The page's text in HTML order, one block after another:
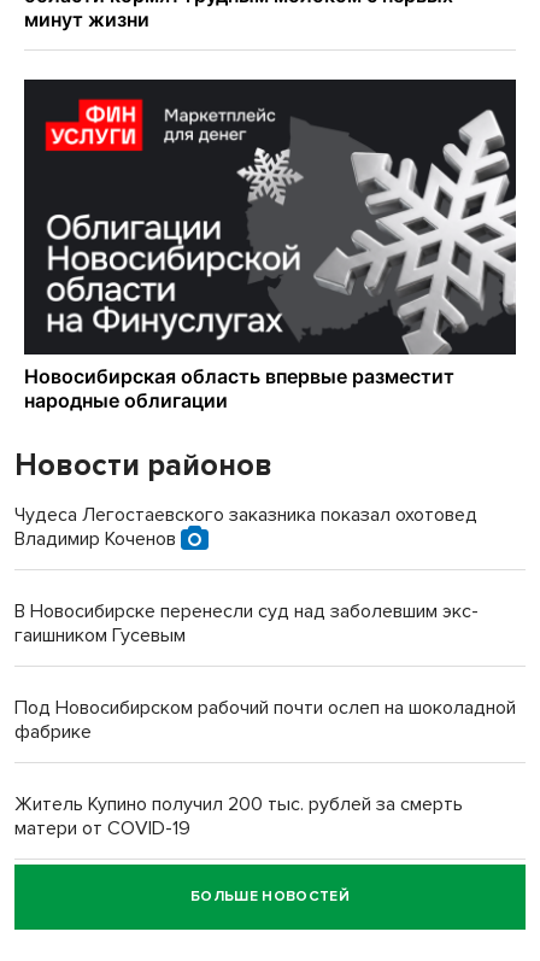
Новости районов
Чудеса Легостаевского заказника показал охотовед
Владимир Коченов
В Новосибирске перенесли суд над заболевшим экс-
гаишником Гусевым
Под Новосибирском рабочий почти ослеп на шоколадной
фабрике
Житель Купино получил 200 тыс. рублей за смерть
матери от COVID-19
Новосибирский суд наказал водителя за смерть
пенсионерки на вокзале
БОЛЬШЕ НОВОСТЕЙ